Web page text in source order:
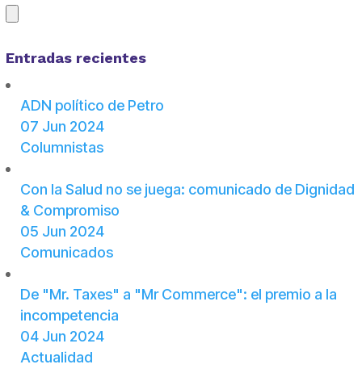
Entradas recientes
ADN político de Petro
07 Jun 2024
Columnistas
Con la Salud no se juega: comunicado de Dignidad
& Compromiso
05 Jun 2024
Comunicados
De "Mr. Taxes" a "Mr Commerce": el premio a la
incompetencia
04 Jun 2024
Actualidad